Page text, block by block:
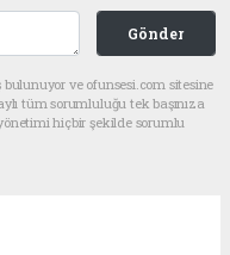
Gönder
ve ofunsesi.com sitesine
tüm sorumluluğu tek başınıza
hiçbir şekilde sorumlu